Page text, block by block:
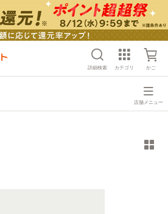
詳細検索 カテゴリ かご
店舗メニュー